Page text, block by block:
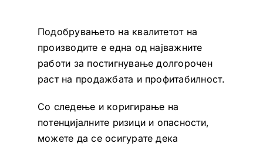
Подобрувањето на квалитетот на
производитe е една од најважните
работи за постигнување долгорочен
раст на продажбата и профитабилност.
Со следење и коригирање на
потенцијалните ризици и опасности,
можете да се осигурате дека